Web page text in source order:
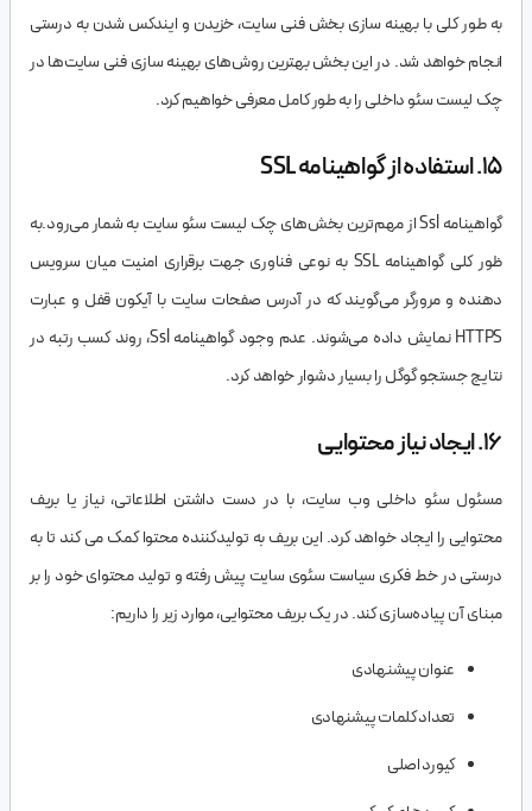
به طور کلی با بهینه سازی بخش فنی سایت، خزیدن و ایندکس شدن به درستی
انجام خواهد شد. در این بخش بهترین روش‌های بهینه سازی فنی سایت‌ها در
چک لیست سئو داخلی را به طور کامل معرفی خواهیم کرد.
15. استفاده از گواهینامه SSL
گواهینامه Ssl از مهم‌ترین بخش‌های چک لیست سئو سایت به شمار می‌رود.به
ظور کلی گواهینامه SSL به نوعی فناوری جهت برقراری امنیت میان سرویس
دهنده و مرورگر می‌گویند که در آدرس صفحات سایت با آیکون قفل و عبارت
HTTPS نمایش داده می‌شوند. عدم وجود گواهینامه Ssl، روند کسب رتبه در
نتایج جستجو گوگل را بسیار دشوار خواهد کرد.
16. ایجاد نیاز محتوایی
مسئول سئو داخلی وب سایت، با در دست داشتن اطلاعاتی، نیاز یا بریف
محتوایی را ایجاد خواهد کرد. این بریف به تولیدکننده محتوا کمک می کند تا به
درستی در خط فکری سیاست سئوی سایت پیش رفته و تولید محتوای خود را بر
مبنای آن پیاده‌سازی کند. در یک بریف محتوایی، موارد زیر را داریم:
عنوان پیشنهادی
تعداد کلمات پیشنهادی
کیورد اصلی